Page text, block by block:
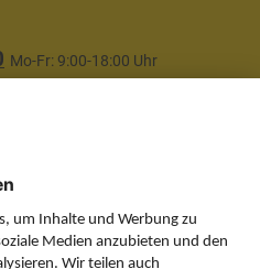
Mo-Fr: 9:00-18:00 Uhr